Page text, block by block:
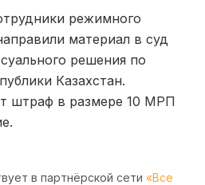
режимного
материал в суд
решения по
Казахстан.
штраф в размере 10 МРП
в партнёрской сети «Все